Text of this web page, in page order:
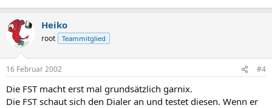
Heiko
root Teammitglied
16 Februar 2002 #4
Die FST macht erst mal grundsätzlich garnix.
Die FST schaut sich den Dialer an und testet diesen. Wenn er